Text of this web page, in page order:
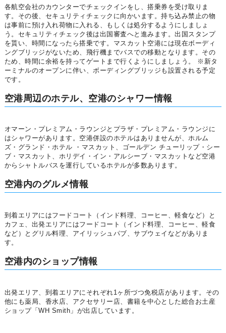
各航空会社のカウンターでチェックインをし、搭乗券を受け取りま
す。その後、セキュリティチェックに向かいます。持ち込み禁止の物
は事前に預け入れ荷物に入れる、もしくは処分するようにしましょ
う。セキュリティチェック後は出国審査へと進みます。出国スタンプ
を貰い、時間になったら搭乗です。マスカット空港には現在ボーディ
ングブリッジがないため、飛行機までバスでの移動となります。その
ため、時間に余裕を持ってゲートまで行くようにしましょう。 ※新タ
ーミナルのオープンに伴い、ボーディングブリッジも設置される予定
です。
空港周辺のホテル、空港のシャワー情報
オマーン・プレミアム・ラウンジとプラザ・プレミアム・ラウンジに
はシャワーがあります。空港併設のホテルはありませんが、ホルム
ズ・グランド・ホテル ・マスカット、ゴールデン チューリップ・シー
ブ・マスカット、ホリデイ・イン・アルシーブ・マスカットなど空港
からシャトルバスを運行しているホテルが多数あります。
空港内のグルメ情報
到着エリアにはフードコート（インド料理、コーヒー、軽食など）と
カフェ、出発エリアにはフードコート（インド料理、コーヒー、軽食
など）とグリル料理、アイリッシュパブ、サブウェイなどがありま
す。
空港内のショップ情報
出発エリア、到着エリアにそれぞれ1ヶ所づつ免税店があります。その
他にも薬局、香水店、アクセサリー店、書籍を中心とした総合お土産
ショップ「WH Smith」が出店しています。